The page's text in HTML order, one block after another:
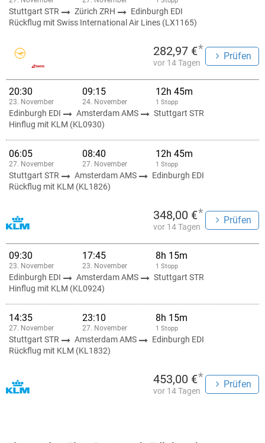
Stuttgart STR Zürich ZRH
Edinburgh EDI
Rückflug mit Swiss International Air Lines (LX1165)
282,97 €*
vor 14 Tagen
Prüfen
20:30
23. November
09:15
24. November
12h 45m
1 Stopp
Edinburgh EDI Amsterdam AMS
Stuttgart STR
Hinflug mit KLM (KL0930)
06:05
27. November
08:40
27. November
12h 45m
1 Stopp
Stuttgart STR Amsterdam AMS
Edinburgh EDI
Rückflug mit KLM (KL1826)
348,00 €*
vor 14 Tagen
Prüfen
09:30
23. November
17:45
23. November
8h 15m
1 Stopp
Edinburgh EDI Amsterdam AMS
Stuttgart STR
Hinflug mit KLM (KL0924)
14:35
27. November
23:10
27. November
8h 15m
1 Stopp
Stuttgart STR Amsterdam AMS
Edinburgh EDI
Rückflug mit KLM (KL1832)
453,00 €*
vor 14 Tagen
Prüfen